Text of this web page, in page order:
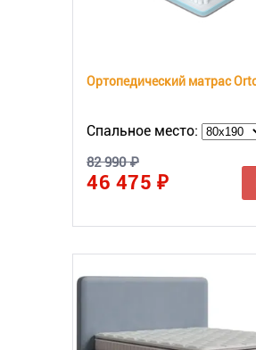
Спальное место:
82 990 ₽
46 475 ₽